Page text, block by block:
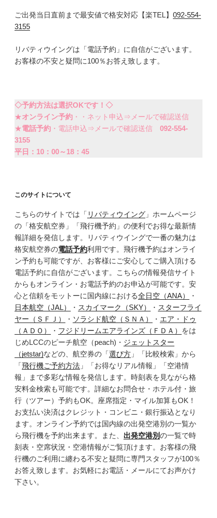
ご出発当日直前まで最安値で格安対応【楽TEL】 092-554-
3155
リバティウイングは「電話予約」に自信がございます。
お客様の不安と疑問に100％お答え致します。
◇予約方法は選択OKです！◇
★オンライン予約 ・・ネット申込⇒メールで確認送信
★電話予約 ・電話申込⇒メールで確認送信 092-554-
3155
平日：10：00～18：45
このサイトについて
こちらのサイトでは「 リバティウイング 」ホームページ
の「格安航空券」「飛行機予約」の便利でお得な最新情
報詳細を発信します。リバティウイングで一番の魅力は
格安航空券の電話予約利用です。飛行機予約はオンライ
ン予約も可能ですが、お客様にご安心してご購入頂ける
電話予約に自信がございます。こちらの情報発信サイト
からもオンライン・お電話予約のお申込が可能です。安
心と信頼をモットーに国内線における全日空（ANA）
・
日本航空（JAL）
・ スカイマーク（SKY） ・ スターフライ
ヤー（ＳＦＪ）
・ ソラシド航空（ＳＮＡ） ・ エア・ドゥ
（ＡＤＯ）
・ フジドリームエアラインズ（ＦＤＡ）
をは
じめLCCのピーチ航空（peach)・ ジェットスター
（jetstar)などの、航空券の「選び方 」「比較検索」から
「飛行機ご予約方法 」「お得なリアル情報」「空港情
報」まで多彩な情報を発信します。時刻表を見ながら格
安料金検索も可能です。詳細なお問合せ・ホテル付・旅
行（ツアー）予約もOK。座席指定・マイル加算もOK！
お支払い決済はクレジット・コンビニ・銀行振込となり
ます。オンライン予約では国内線の出発空港別の一覧か
ら飛行機を予約出来ます。また、 出発空港別の一覧で時
刻表・空席状況・空港情報がご覧頂けます。お客様の飛
行機のご利用に纏わる不安と疑問に専門スタッフが100％
お答え致します。お気軽にお電話・メールにてお声かけ
下さい。